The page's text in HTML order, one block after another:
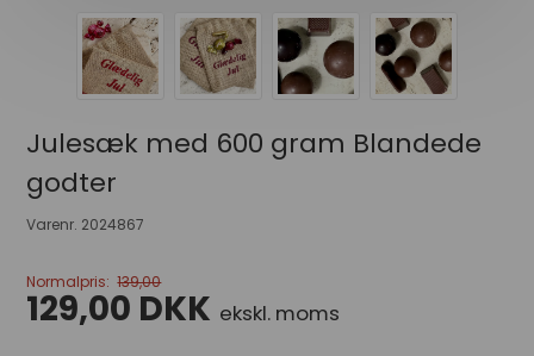
Julesæk med 600 gram Blandede
godter
Varenr. 2024867
Normalpris:139,00
129,00 DKK ekskl. moms